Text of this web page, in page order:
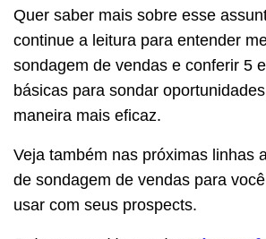
Quer saber mais sobre esse
continue a leitura para entender
sondagem de vendas e conferir 5
básicas para sondar
maneira mais eficaz.
Veja também nas próximas linhas
de sondagem de vendas para
usar com seus prospects.